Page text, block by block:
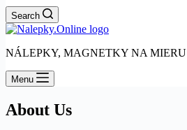
Search
NÁLEPKY, MAGNETKY NA MIERU
Menu
About Us